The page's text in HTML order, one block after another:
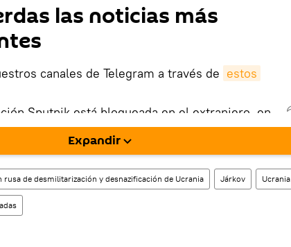
las noticias más
canales de Telegram a través de estos
Sputnik está bloqueada en el extranjero, en
descargarla e instalarla en tu dispositivo
una cuenta en la red social rusa VK .
Expandir
rusa de desmilitarización y desnazificación de Ucrania Járkov Ucrania